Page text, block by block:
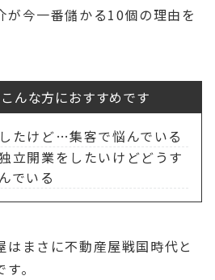
が今一番儲かる10個の理由を
んな方におすすめです
たけど…集客で悩んでいる
立開業をしたいけどどうす
でいる
まさに不動産屋戦国時代と
。